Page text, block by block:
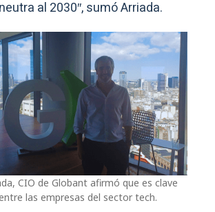
al 2030″, sumó Arriada.
CIO de Globant afirmó que es clave
las empresas del sector tech.